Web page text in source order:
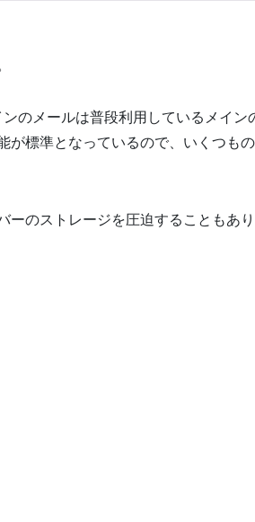
のメールは普段利用しているメイン
が標準となっているので、いくつも
ーのストレージを圧迫することもあり